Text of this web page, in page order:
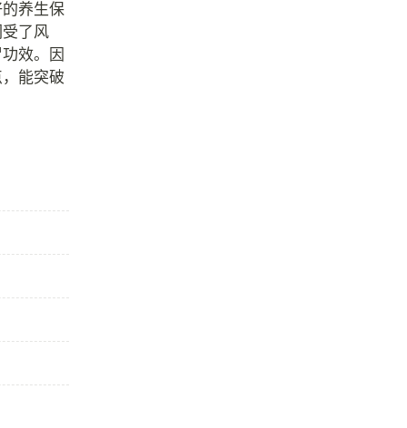
养生保
了风
效。因
能突破